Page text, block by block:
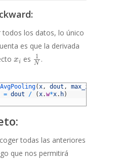
todos los datos, lo único
es que la derivada
x_i
xi es \frac{1}
{N}
N
1 .
(x, dout , max_i
= dout / (x.w*x. h)
todas las anteriores
que nos permitirá